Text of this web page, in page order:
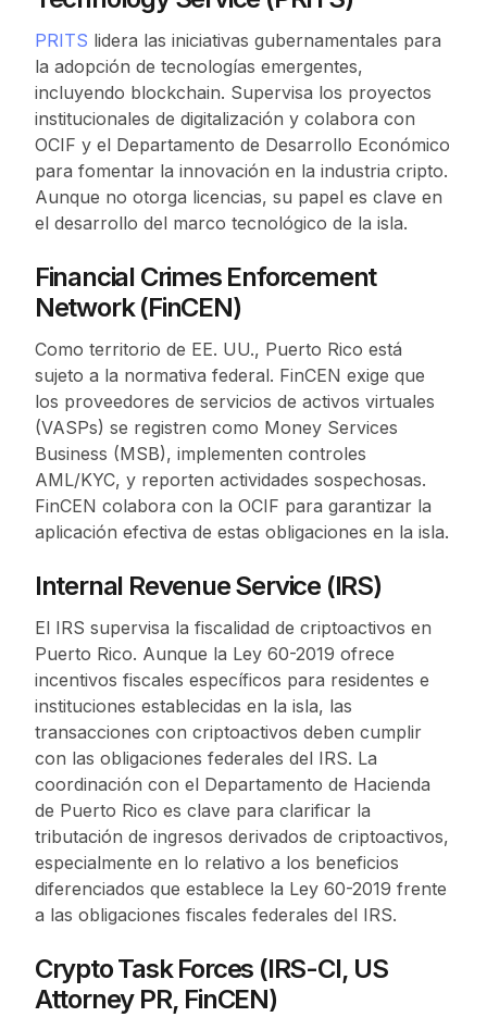
PRITS lidera las iniciativas gubernamentales para
la adopción de tecnologías emergentes,
incluyendo blockchain. Supervisa los proyectos
institucionales de digitalización y colabora con
OCIF y el Departamento de Desarrollo Económico
para fomentar la innovación en la industria cripto.
Aunque no otorga licencias, su papel es clave en
el desarrollo del marco tecnológico de la isla.
Financial Crimes Enforcement
Network (FinCEN)
Como territorio de EE. UU., Puerto Rico está
sujeto a la normativa federal. FinCEN exige que
los proveedores de servicios de activos virtuales
(VASPs) se registren como Money Services
Business (MSB), implementen controles
AML/KYC, y reporten actividades sospechosas.
FinCEN colabora con la OCIF para garantizar la
aplicación efectiva de estas obligaciones en la isla.
Internal Revenue Service (IRS)
El IRS supervisa la fiscalidad de criptoactivos en
Puerto Rico. Aunque la Ley 60-2019 ofrece
incentivos fiscales específicos para residentes e
instituciones establecidas en la isla, las
transacciones con criptoactivos deben cumplir
con las obligaciones federales del IRS. La
coordinación con el Departamento de Hacienda
de Puerto Rico es clave para clarificar la
tributación de ingresos derivados de criptoactivos,
especialmente en lo relativo a los beneficios
diferenciados que establece la Ley 60-2019 frente
a las obligaciones fiscales federales del IRS.
Crypto Task Forces (IRS-CI, US
Attorney PR, FinCEN)